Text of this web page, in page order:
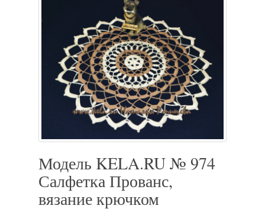
Модель KELA.RU № 974
Салфетка Прованс,
вязание крючком